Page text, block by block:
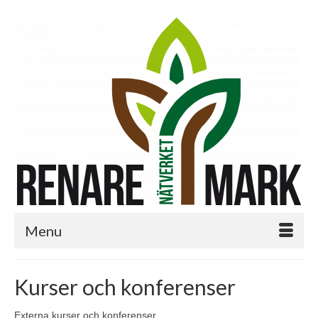
Menu
Kurser och konferenser
Externa kurser och konferenser